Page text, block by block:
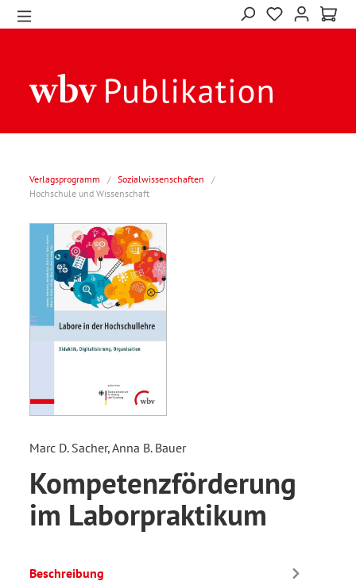
Verlagsprogramm / Sozialwissenschaften
/
Hochschule und Wissenschaft
Marc D. Sacher, Anna B. Bauer
Kompetenzförderung
im Laborpraktikum
Beschreibung